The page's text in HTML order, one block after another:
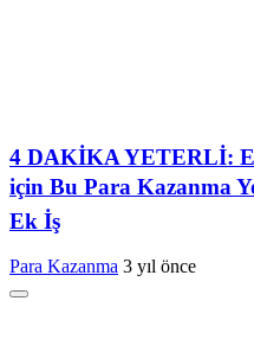
4 DAKİKA YETERLİ:
için Bu Para Kazanma
Ek İş
Para Kazanma 3 yıl önce